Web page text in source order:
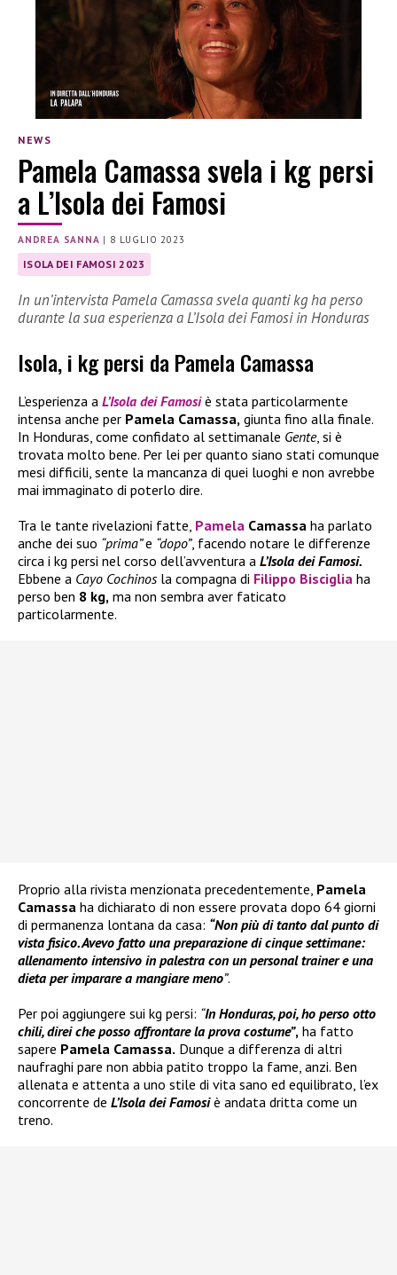
NEWS
Pamela Camassa svela i kg persi
a L’Isola dei Famosi
ANDREA SANNA | 8 LUGLIO 2023
ISOLA DEI FAMOSI 2023
In un’intervista Pamela Camassa svela quanti kg ha perso
durante la sua esperienza a L’Isola dei Famosi in Honduras
Isola, i kg persi da Pamela Camassa
L’esperienza a L’Isola dei Famosi è stata particolarmente
intensa anche per Pamela Camassa, giunta fino alla finale.
In Honduras, come confidato al settimanale Gente, si è
trovata molto bene. Per lei per quanto siano stati comunque
mesi difficili, sente la mancanza di quei luoghi e non avrebbe
mai immaginato di poterlo dire.
Tra le tante rivelazioni fatte, Pamela Camassa ha parlato
anche dei suo “prima”e “dopo”, facendo notare le differenze
circa i kg persi nel corso dell’avventura a L’Isola dei Famosi.
Ebbene a Cayo Cochinosla compagna di Filippo Bisciglia ha
perso ben 8 kg, ma non sembra aver faticato
particolarmente.
Proprio alla rivista menzionata precedentemente, Pamela
Camassa ha dichiarato di non essere provata dopo 64 giorni
di permanenza lontana da casa: “Non più di tanto dal punto di
vista fisico. Avevo fatto una preparazione di cinque settimane:
allenamento intensivo in palestra con un personal trainer e una
dieta per imparare a mangiare meno”.
Per poi aggiungere sui kg persi: “In Honduras, poi, ho perso otto
chili, direi che posso affrontare la prova costume”, ha fatto
sapere Pamela Camassa. Dunque a differenza di altri
naufraghi pare non abbia patito troppo la fame, anzi. Ben
allenata e attenta a uno stile di vita sano ed equilibrato, l’ex
concorrente de L’Isola dei Famosiè andata dritta come un
treno.